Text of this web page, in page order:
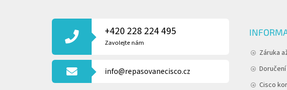
+420 228 224 495
Zavolejte nám
info@repasovanecisco.cz
Záruka
Cisco